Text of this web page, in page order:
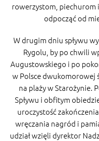
rowerzystom, piechurom
odpocząć od
W drugim dniu spływu
Rygolu, by po chwili
Augustowskiego i po
w Polsce dwukomorowej
na plaży w Starożynie.
Spływu i obfitym
uroczystość
wręczania nagród i
udział wzięli dyrektor